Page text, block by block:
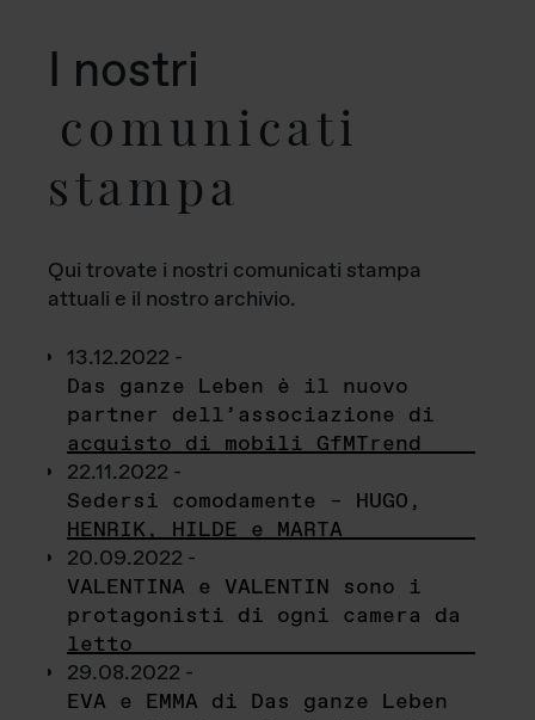
I nostri
comunicati
stampa
Qui trovate i nostri comunicati stampa
attuali e il nostro archivio.
13.12.2022 -
Das ganze Leben è il nuovo
partner dell’associazione di
acquisto di mobili GfMTrend
22.11.2022 -
Sedersi comodamente – HUGO,
HENRIK, HILDE e MARTA
20.09.2022 -
VALENTINA e VALENTIN sono i
protagonisti di ogni camera da
letto
29.08.2022 -
EVA e EMMA di Das ganze Leben